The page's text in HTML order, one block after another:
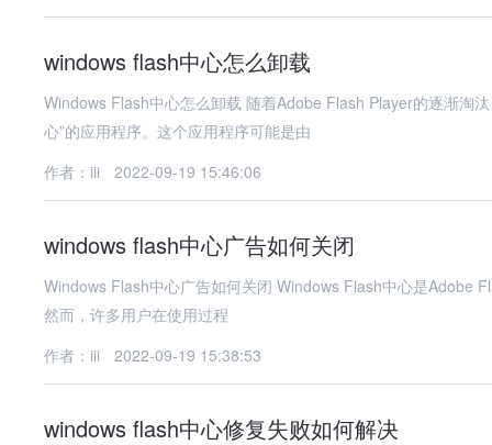
windows flash中心怎么卸载
Windows Flash中心怎么卸载 随着Adobe Flash Player的逐渐淘汰，许多用户发现他们的系统中仍然存在一个名为“Windows Flash中
心”的应用程序。这个应用程序可能是由
作者：iii
2022-09-19 15:46:06
windows flash中心广告如何关闭
Windows Flash中心广告如何关闭 Windows Flash中心是Adobe Flash Player的一个管理工具，用于更新和管理Flash Player的版本。
然而，许多用户在使用过程
作者：iii
2022-09-19 15:38:53
windows flash中心修复失败如何解决